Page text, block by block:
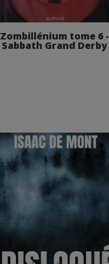
Zombillénium tome 6 -
Sabbath Grand Derby